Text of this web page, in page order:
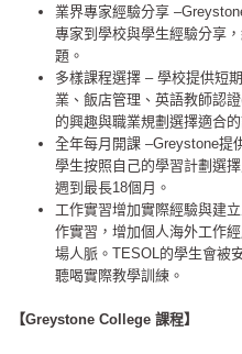
業界專家經驗分享
專家到學校與學生經驗分享
題。
多樣課程選擇 – 學校提供短
業、飯店管理、英語教師認
的興趣與職業規劃選擇適合的
全年每月開課 –Greystone提
學生按照自己的學習計劃選
週到最長18個月。
工作實習增加實際經驗與建
作實習，增加個人海外工作
場人脈。TESOL的學生會被
聽喝實際教學訓練。
【Greystone College 課程】